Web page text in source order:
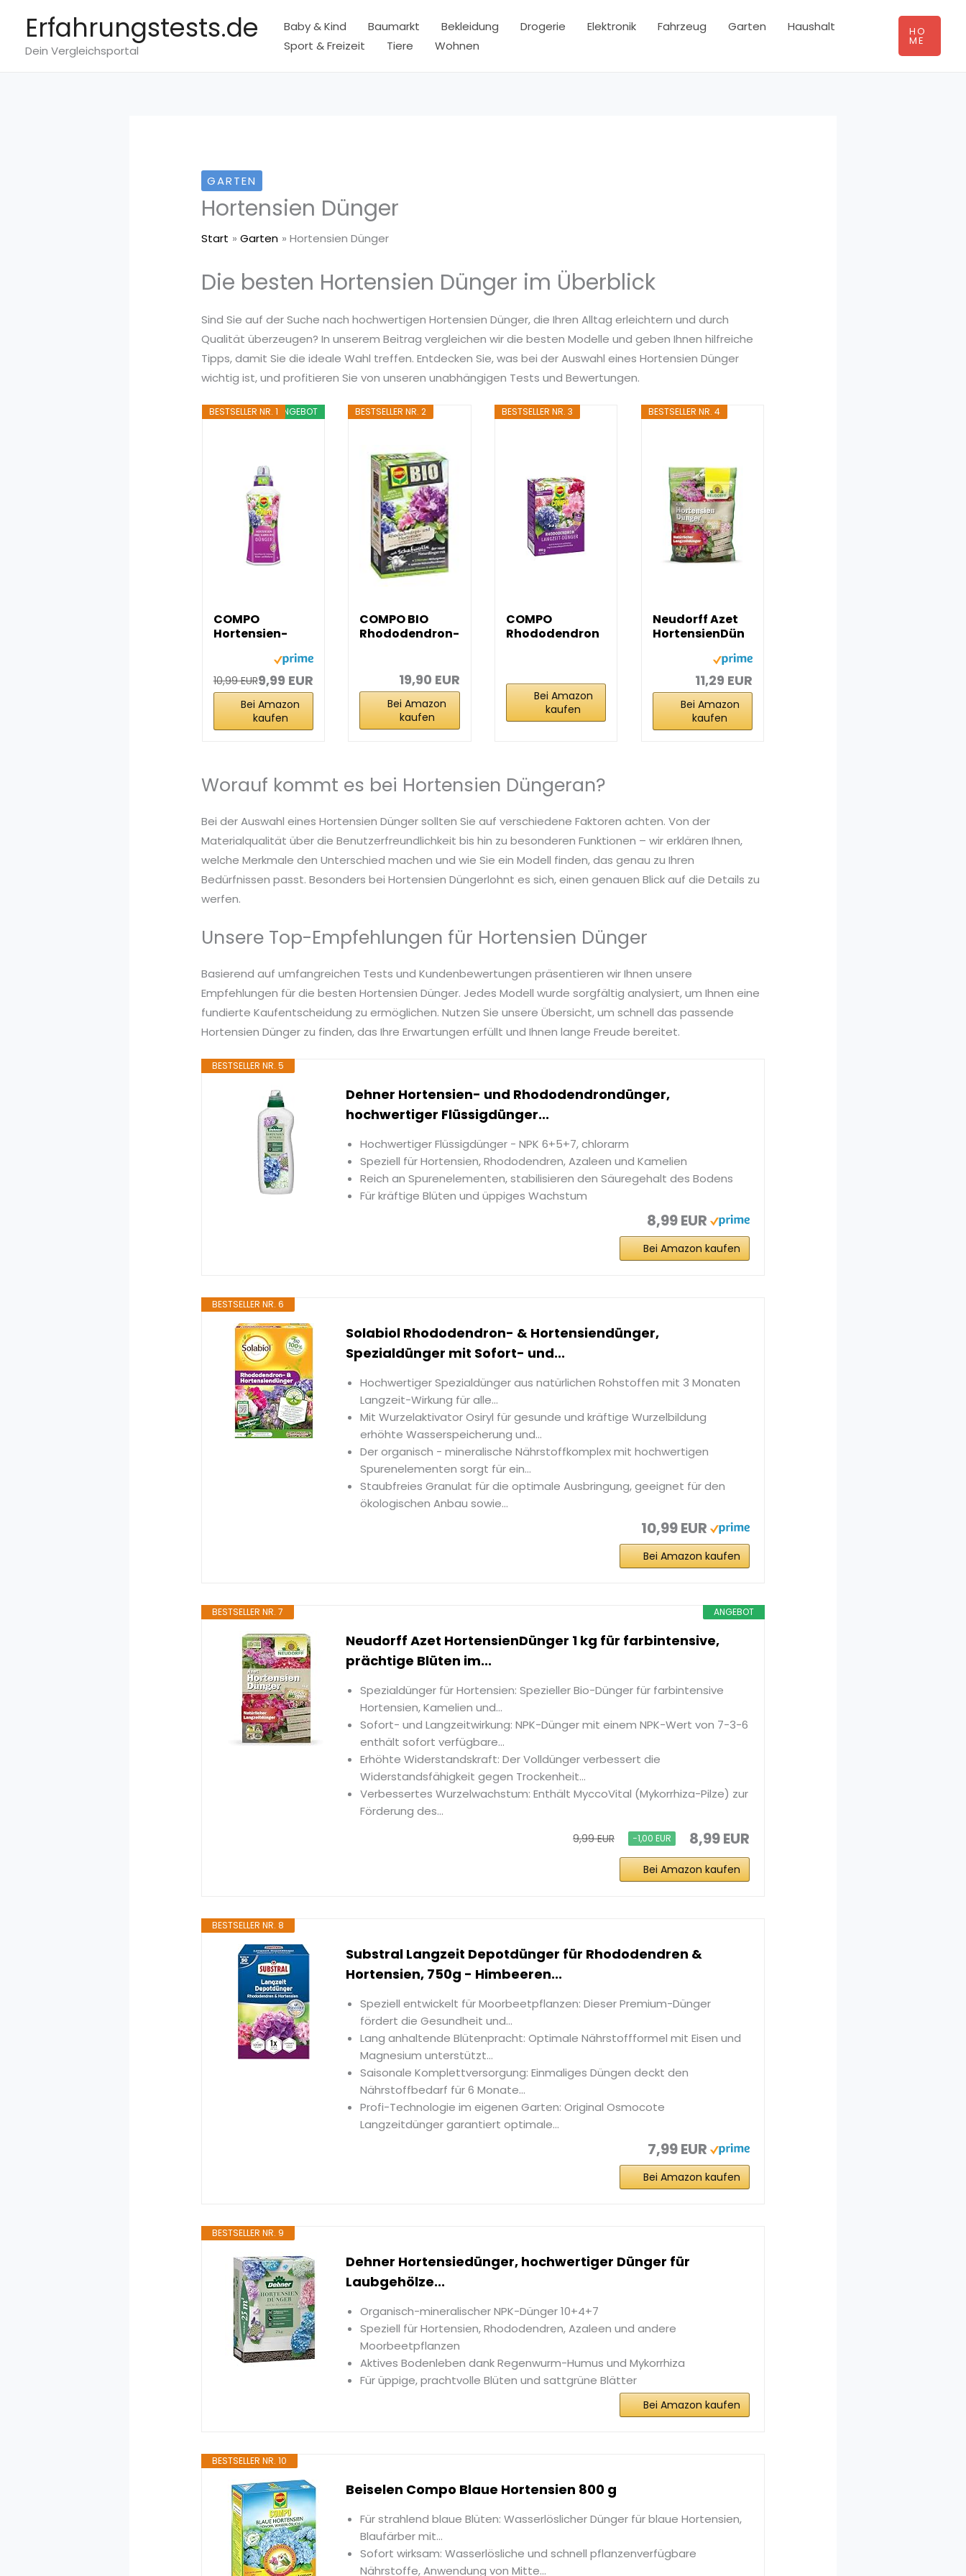
springen
Erfahrungstests.de
Dein Vergleichsportal
Baby & Kind Baumarkt Bekleidung Drogerie Elektronik Fahrzeug Garten
Haushalt
Sport & Freizeit
Tiere Wohnen
HO
ME
GARTEN
Hortensien Dünger
Start Garten Hortensien Dünger
Die besten Hortensien Dünger im Überblick
Sind Sie auf der Suche nach hochwertigen Hortensien Dünger, die Ihren Alltag erleichtern und durch
Qualität überzeugen? In unserem Beitrag vergleichen wir die besten Modelle und geben Ihnen hilfreiche
Tipps, damit Sie die ideale Wahl treffen. Entdecken Sie, was bei der Auswahl eines Hortensien Dünger
wichtig ist, und profitieren Sie von unseren unabhängigen Tests und Bewertungen.
ANGEBOT
BESTSELLER NR. 1
COMPO
Hortensien-
Kameliendünge
r 1 l
10,99 EUR9,99 EUR
Bei Amazon
kaufen
BESTSELLER NR. 2
COMPO BIO
Rhododendron-
19,90 EUR
Bei Amazon
kaufen
BESTSELLER NR. 3
COMPO
Rhododendron
Bei Amazon
kaufen
BESTSELLER NR. 4
Neudorff Azet
HortensienDün
11,29 EUR
Bei Amazon
kaufen
Worauf kommt es bei Hortensien Düngeran?
Bei der Auswahl eines Hortensien Dünger sollten Sie auf verschiedene Faktoren achten. Von der
Materialqualität über die Benutzerfreundlichkeit bis hin zu besonderen Funktionen – wir erklären Ihnen,
welche Merkmale den Unterschied machen und wie Sie ein Modell finden, das genau zu Ihren
Bedürfnissen passt. Besonders bei Hortensien Düngerlohnt es sich, einen genauen Blick auf die Details zu
werfen.
Unsere Top-Empfehlungen für Hortensien Dünger
Basierend auf umfangreichen Tests und Kundenbewertungen präsentieren wir Ihnen unsere
Empfehlungen für die besten Hortensien Dünger. Jedes Modell wurde sorgfältig analysiert, um Ihnen eine
fundierte Kaufentscheidung zu ermöglichen. Nutzen Sie unsere Übersicht, um schnell das passende
Hortensien Dünger zu finden, das Ihre Erwartungen erfüllt und Ihnen lange Freude bereitet.
BESTSELLER NR. 5
Dehner Hortensien- und Rhododendrondünger,
hochwertiger Flüssigdünger...
Hochwertiger Flüssigdünger - NPK 6+5+7, chlorarm
Speziell für Hortensien, Rhododendren, Azaleen und Kamelien
Reich an Spurenelementen, stabilisieren den Säuregehalt des Bodens
Für kräftige Blüten und üppiges Wachstum
8,99 EUR
Bei Amazon kaufen
BESTSELLER NR. 6
Solabiol Rhododendron- & Hortensiendünger,
Spezialdünger mit Sofort- und...
Hochwertiger Spezialdünger aus natürlichen Rohstoffen mit 3 Monaten
Langzeit-Wirkung für alle...
Mit Wurzelaktivator Osiryl für gesunde und kräftige Wurzelbildung
erhöhte Wasserspeicherung und...
Der organisch - mineralische Nährstoffkomplex mit hochwertigen
Spurenelementen sorgt für ein...
Staubfreies Granulat für die optimale Ausbringung, geeignet für den
ökologischen Anbau sowie...
10,99 EUR
Bei Amazon kaufen
ANGEBOT
BESTSELLER NR. 7
Neudorff Azet HortensienDünger 1 kg für farbintensive,
prächtige Blüten im...
Spezialdünger für Hortensien: Spezieller Bio-Dünger für farbintensive
Hortensien, Kamelien und...
Sofort- und Langzeitwirkung: NPK-Dünger mit einem NPK-Wert von 7-3-6
enthält sofort verfügbare...
Erhöhte Widerstandskraft: Der Volldünger verbessert die
Widerstandsfähigkeit gegen Trockenheit...
Verbessertes Wurzelwachstum: Enthält MyccoVital (Mykorrhiza-Pilze) zur
Förderung des...
9,99 EUR −1,00 EUR 8,99 EUR
Bei Amazon kaufen
BESTSELLER NR. 8
Substral Langzeit Depotdünger für Rhododendren &
Hortensien, 750g - Himbeeren...
Speziell entwickelt für Moorbeetpflanzen: Dieser Premium-Dünger
fördert die Gesundheit und...
Lang anhaltende Blütenpracht: Optimale Nährstoffformel mit Eisen und
Magnesium unterstützt...
Saisonale Komplettversorgung: Einmaliges Düngen deckt den
Nährstoffbedarf für 6 Monate...
Profi-Technologie im eigenen Garten: Original Osmocote
Langzeitdünger garantiert optimale...
7,99 EUR
Bei Amazon kaufen
BESTSELLER NR. 9
Dehner Hortensiedünger, hochwertiger Dünger für
Laubgehölze...
Organisch-mineralischer NPK-Dünger 10+4+7
Speziell für Hortensien, Rhododendren, Azaleen und andere
Moorbeetpflanzen
Aktives Bodenleben dank Regenwurm-Humus und Mykorrhiza
Für üppige, prachtvolle Blüten und sattgrüne Blätter
Bei Amazon kaufen
BESTSELLER NR. 10
Beiselen Compo Blaue Hortensien 800 g
Für strahlend blaue Blüten: Wasserlöslicher Dünger für blaue Hortensien,
Blaufärber mit...
Sofort wirksam: Wasserlösliche und schnell pflanzenverfügbare
Nährstoffe, Anwendung von Mitte...